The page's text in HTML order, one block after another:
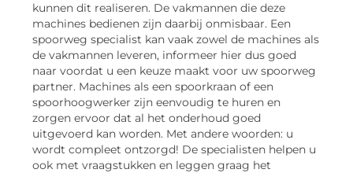
kunnen dit realiseren. De vakmannen die deze
machines bedienen zijn daarbij onmisbaar. Een
spoorweg specialist kan vaak zowel de machines als
de vakmannen leveren, informeer hier dus goed
naar voordat u een keuze maakt voor uw spoorweg
partner. Machines als een spoorkraan of een
spoorhoogwerker zijn eenvoudig te huren en
zorgen ervoor dat al het onderhoud goed
uitgevoerd kan worden. Met andere woorden: u
wordt compleet ontzorgd! De specialisten helpen u
ook met vraagstukken en leggen graag het